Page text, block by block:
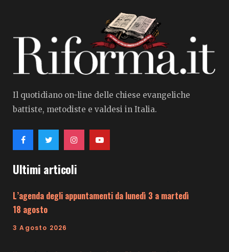
Il quotidiano on-line delle chiese evangeliche
battiste, metodiste e valdesi in Italia.
Ultimi articoli
L’agenda degli appuntamenti da lunedì 3 a martedì
18 agosto
3 Agosto 2026